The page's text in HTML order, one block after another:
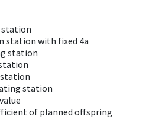
station
station with fixed 4a
station
station
of planned offspring